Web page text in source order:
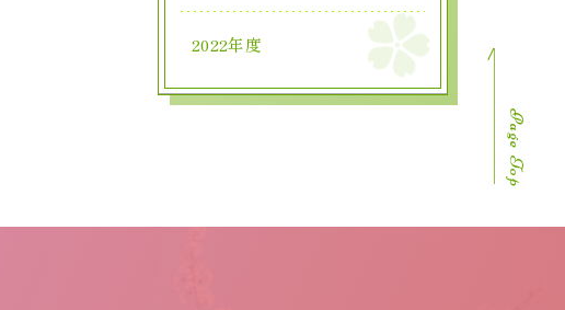
2022年度
Page Top